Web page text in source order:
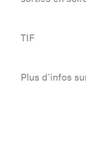
TIF
Plus d’infos